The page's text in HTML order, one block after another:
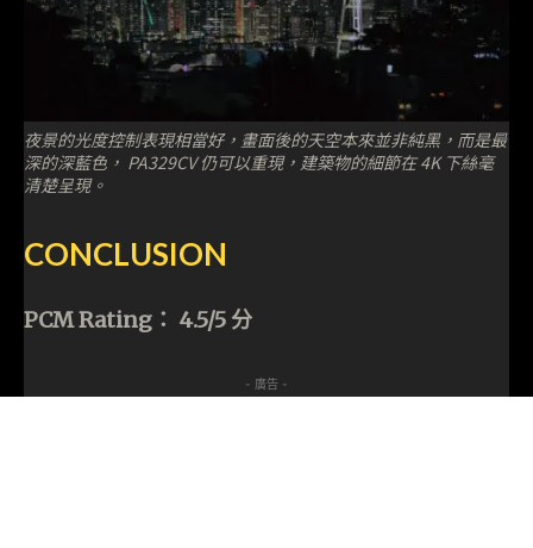
夜景的光度控制表現相當好，畫面後的天空本來並非純黑，而是最
深的深藍色， PA329CV 仍可以重現，建築物的細節在 4K 下絲毫
清楚呈現。
CONCLUSION
PCM Rating： 4.5/5 分
- 廣告 -